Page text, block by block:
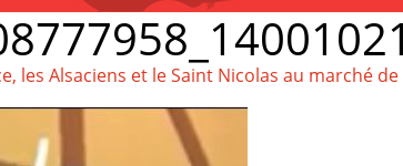
les Alsaciens et le Saint Nicolas au marché